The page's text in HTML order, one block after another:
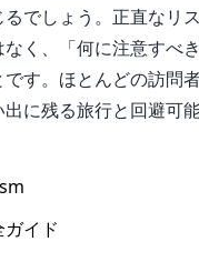
でしょう。正直なリ
く、「何に注意すべ
す。ほとんどの訪問
に残る旅行と回避可
イド